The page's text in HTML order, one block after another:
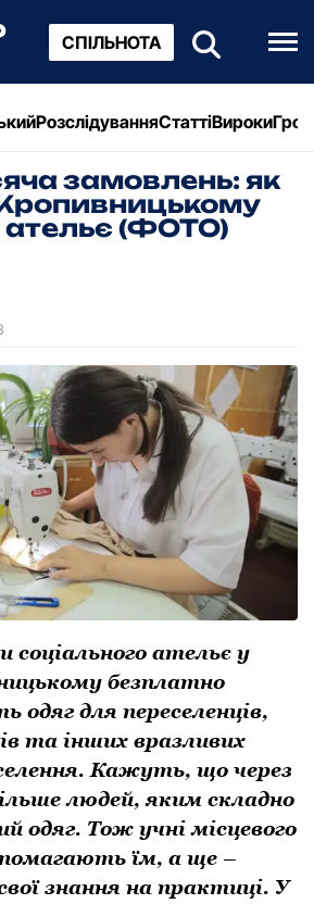
СПІЛЬНОТА
РозслідуванняСтаттіВироки
замовлень: як
ательє (ФОТО)
соціального ательє у
безплатно
для переселенців,
та інших вразливих
Кажуть, що через
людей, яким складно
одяг. Тож учні місцевого
їм, а ще –
знання на практиці. У